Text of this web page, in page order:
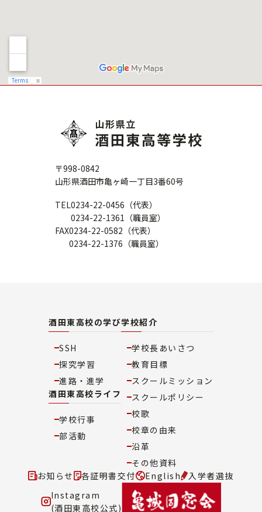
〒998-0842
山形県酒田市亀ヶ崎一丁目3番60号
TEL0234-22-0456（代表）
0234-22-1361（職員室）
FAX0234-22-0582（代表）
0234-22-1376（職員室）
酒田東高校の学び
SSH
探究学習
進路・進学
酒田東高校ライフ
学校行事
部活動
学校紹介
学校長あいさつ
教育目標
スクールミッション
スクールポリシー
校歌
校章の由来
沿革
その他資料
お知らせ
各証明書交付 English
入学者選抜
Instagram
(酒田東高校公式)